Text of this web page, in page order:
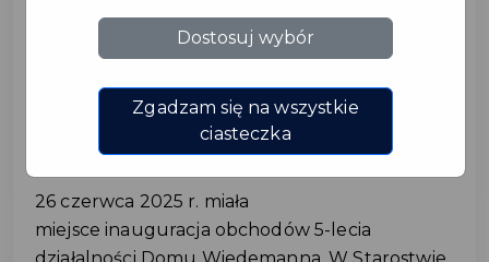
OBCHODY 5-LECIA DOMU
WIEDEMANNA
ROZPOCZĘTE!
26 czerwca 2025 r. miała
miejsce inauguracja obchodów 5-lecia
Dostosuj wybór
Zgadzam się na wszystkie
ciasteczka